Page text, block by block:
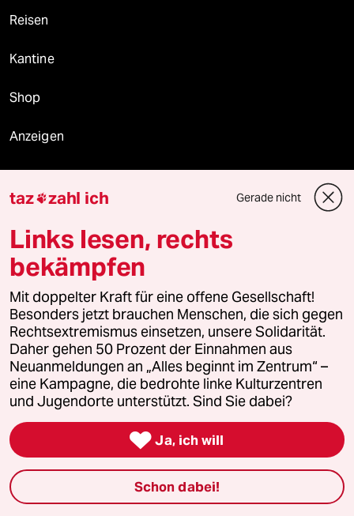
Reisen
Kantine
Shop
Anzeigen
Fragen & Hilfe
Feedback
Aboservice
ePaper Login
Downloads für Abonnierende
© 2026 taz Verlags und Vertriebs GmbH
Alle Rechte vorbehalten. Bei rechtlichen Fragen oder für Genehmigungen
wenden Sie sich bitte anlizenzen@taz.de
taz zahl ich Gerade nicht
Links lesen, rechts
bekämpfen
Mit doppelter Kraft für eine offene Gesellschaft!
Besonders jetzt brauchen Menschen, die sich gegen
Rechtsextremismus einsetzen, unsere Solidarität.
Daher gehen 50 Prozent der Einnahmen aus
Neuanmeldungen an „Alles beginnt im Zentrum“ –
eine Kampagne, die bedrohte linke Kulturzentren
und Jugendorte unterstützt. Sind Sie dabei?
 Ja, ich will
Schon dabei!